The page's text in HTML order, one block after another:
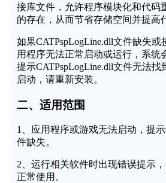
接库文件，允许程序模块化和代码
的存在，从而节省存储空间并提高
如果CATPspLogLine.dll文件缺失
用程序无法正常启动或运行，系统
提示CATPspLogLine.dll文件无法
启动，请重新安装。
二、适用范围
1、应用程序或游戏无法启动，提
件缺失。
2、运行相关软件时出现错误提示
正常使用。